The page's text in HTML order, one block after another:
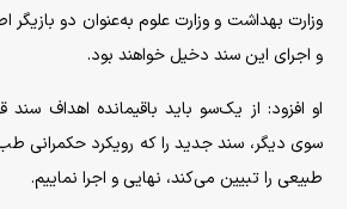
وزارت بهداشت و وزارت علوم به‌عنوان دو بازیگر
و اجرای این سند دخیل خواهند بود.
او افزود: از یک‌سو باید باقیمانده اهداف سند
سوی دیگر، سند جدید را که رویکرد حکمرانی طب
طبیعی را تبیین می‌کند، نهایی و اجرا نماییم.